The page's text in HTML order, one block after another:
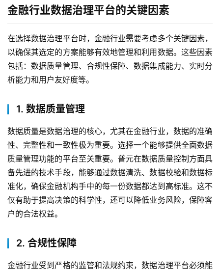
金融行业数据治理平台的关键因素
在选择数据治理平台时，金融行业需要考虑多个关键因素，
以确保其选定的方案能够有效地管理和利用数据。这些因素
包括：数据质量管理、合规性保障、数据集成能力、实时分
析能力和用户友好度等。
1. 数据质量管理
数据质量是数据治理的核心，尤其在金融行业，数据的准确
性、完整性和一致性极为重要。选择一个能够提供全面数据
质量管理功能的平台至关重要。普元在数据质量控制方面具
备先进的技术手段，能够通过数据清洗、数据校验和数据标
准化，确保金融机构手中的每一份数据都达到高标准。这不
仅有助于提高决策的科学性，还可以降低业务风险，保障客
户的合法权益。
2. 合规性保障
金融行业受到严格的监管和法规约束，数据治理平台必须能